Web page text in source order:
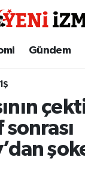
Gündem
Eczaneler
Vakitleri
Yoğunluk
Durumu ve